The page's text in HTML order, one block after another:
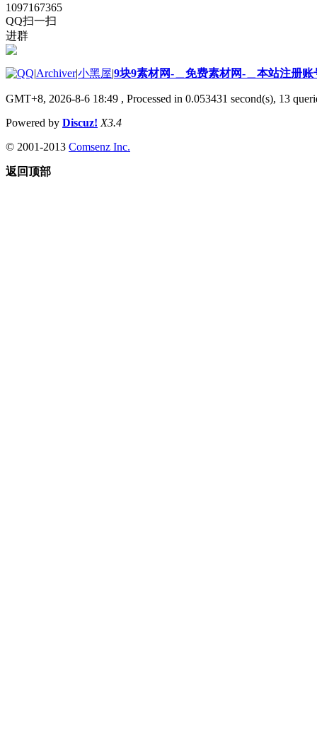
1097167365
QQ扫一扫
进群
|Archiver|小黑屋|9块9素材网-＿免费素材网-＿本站注册账
GMT+8, 2026-8-6 18:49 , Processed in 0.053431 second(s), 13
Powered by Discuz! X3.4
© 2001-2013 Comsenz Inc.
返回顶部